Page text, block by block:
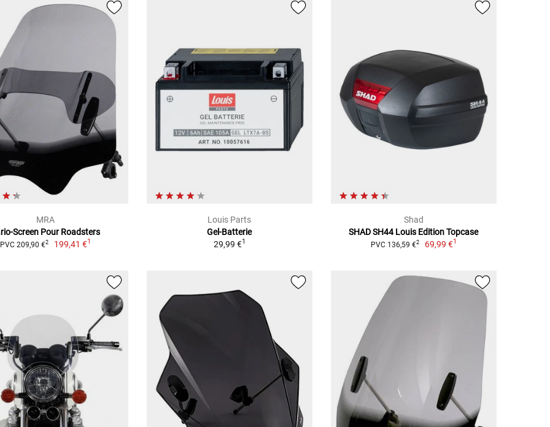
MRA
Screen Pour Roadsters
PVC 209,90 €2 199,41 €1
Louis Parts
Gel-Batterie
29,99 €1
Shad
SHAD SH44 Louis Edition Topcase
PVC 136,59 €2 69,99 €1